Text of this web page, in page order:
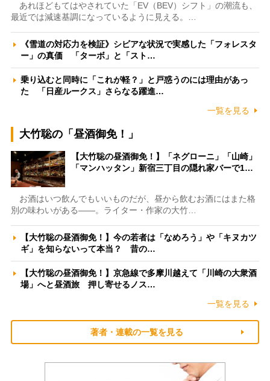
あれほどもてはやされていた「EV（BEV）シフト」の潮流も、
最近では減速基調になっているように見える。…
《雪道の対応力を検証》シビアな状況で実感した「フォレスタ
ー」の真価 「ターボ」と「スト…
乗り込むと同時に「これが軽？」と戸惑うのには理由があっ
た 「日産ルークス」さらなる躍進…
一覧を見る
大竹聡の「昼酒御免！」
【大竹聡の昼酒御免！】「ネグローニ」「山崎」
「マンハッタン」新宿三丁目の隠れ家バーで1…
お酒はいつ飲んでもいいものだが、昼から飲むお酒にはまた格
別の味わいがある――。ライター・作家の大竹…
【大竹聡の昼酒御免！】今の若者は「なめろう」や「キヌカツ
ギ」を知らないって本当？ 昔の…
【大竹聡の昼酒御免！】京急線で多摩川越えて「川崎の大衆酒
場」へと昼酒旅 押し寄せるノス…
一覧を見る
著者・連載の一覧を見る